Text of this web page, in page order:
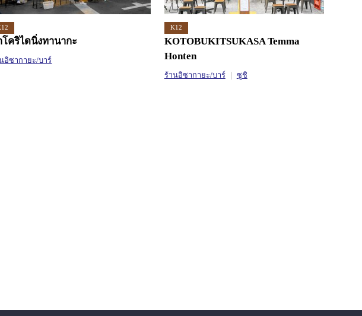
โคริไดนิ่งทานากะ
อิซากายะ/บาร์
K12
KOTOBUKITSUKASA Temma
Honten
ร้านอิซากายะ/บาร์ ซูชิ